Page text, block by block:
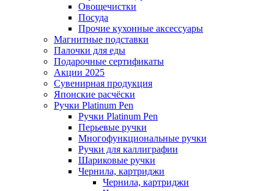
Овощечистки
Посуда
Прочие кухонные аксессуары
Магнитные подставки
Палочки для еды
Подарочные сертификаты
Акции 2025
Сувенирная продукция
Японские расчёски
Ручки Platinum Pen
Ручки Platinum Pen
Перьевые ручки
Многофункциональные ручки
Ручки для каллиграфии
Шариковые ручки
Чернила, картриджи
Чернила, картриджи